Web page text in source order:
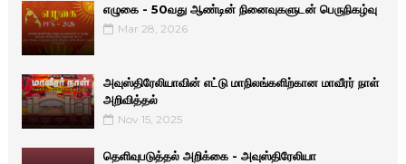
எழுகை - 50வது ஆண்டின் நினைவுகளுடன் பெருநிகழ்வு
Mar 28, 2026
அவுஸ்திரேலியாவின் எட்டு மாநிலங்களிற்கான மாவீரர் நாள்
அறிவித்தல்
Nov 15, 2025
தெளிவுபடுத்தல் அறிக்கை - அவுஸ்திரேலியா